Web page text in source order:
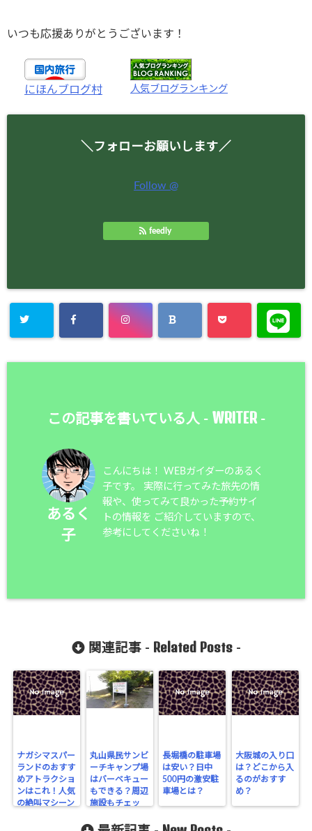
いつも応援ありがとうございます！
にほんブログ村 人気ブログランキング
＼フォローお願いします／
Follow @
feedly
この記事を書いている人 - WRITER-
あるく
子
こんにちは！ WEBガイダーのあるく
子です。 実際に行ってみた旅先の情
報や、使ってみて良かった予約サイ
トの情報を ご紹介していますので、
参考にしてくださいね！
関連記事 - Related Posts-
ナガシマスパー
ランドのおすす
めアトラクショ
ンはこれ！人気
の絶叫マシーン
丸山県民サンビ
ーチキャンプ場
はバーベキュー
もできる？周辺
施設もチェッ
長堀橋の駐車場
は安い？日中
500円の激安駐
車場とは？
大阪城の入り口
は？どこから入
るのがおすす
め？